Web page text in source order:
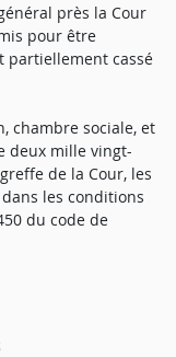
près la Cour
pour être
partiellement cassé
chambre sociale, et
deux mille vingt-
de la Cour, les
les conditions
du code de